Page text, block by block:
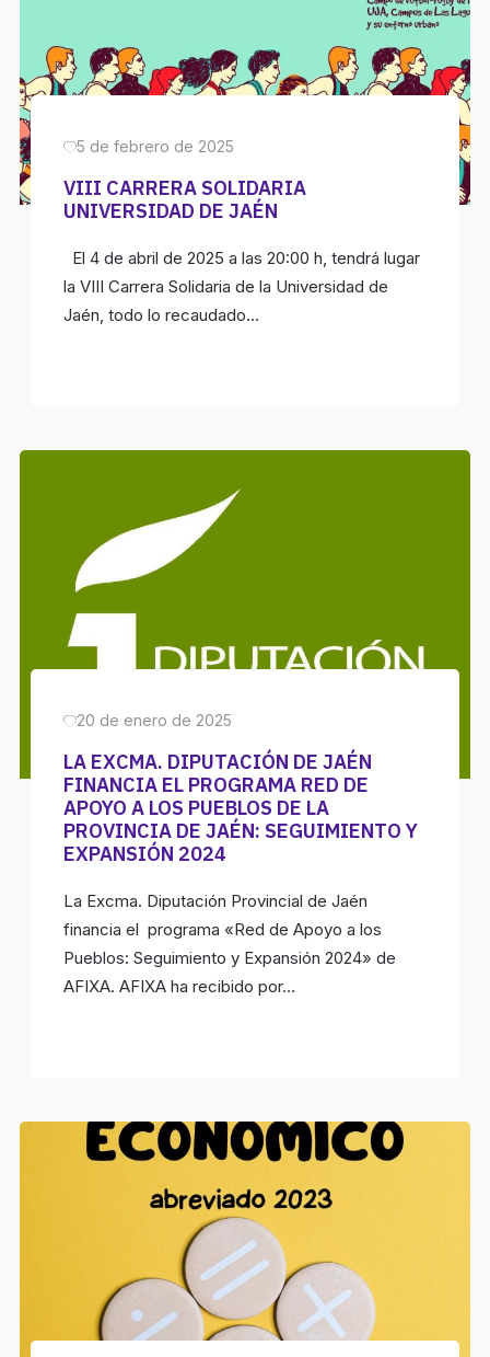
5 de febrero de 2025
VIII CARRERA SOLIDARIA
UNIVERSIDAD DE JAÉN
El 4 de abril de 2025 a las 20:00 h, tendrá lugar
la VIII Carrera Solidaria de la Universidad de
Jaén, todo lo recaudado…
20 de enero de 2025
LA EXCMA. DIPUTACIÓN DE JAÉN
FINANCIA EL PROGRAMA RED DE
APOYO A LOS PUEBLOS DE LA
PROVINCIA DE JAÉN: SEGUIMIENTO Y
EXPANSIÓN 2024
La Excma. Diputación Provincial de Jaén
financia el programa «Red de Apoyo a los
Pueblos: Seguimiento y Expansión 2024» de
AFIXA. AFIXA ha recibido por…